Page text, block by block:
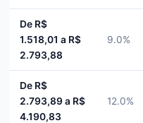
De R$
1.518,01 a R$
2.793,88
9.0%
De R$
2.793,89 a R$
4.190,83
12.0%